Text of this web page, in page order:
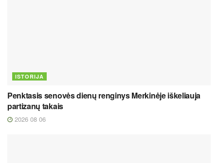
ISTORIJA
Penktasis senovės dienų renginys Merkinėje iškeliauja
partizanų takais
2026 08 06